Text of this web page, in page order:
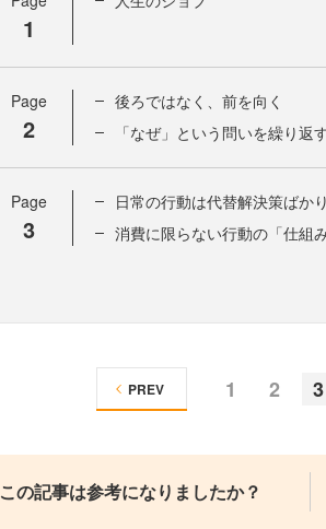
1
Page
2
後ろではなく、前を向く
「なぜ」という問いを繰り返
Page
3
日常の行動は代替解決策ばか
消費に限らない行動の「仕組み
1 2 3
PREV
この記事は参考になりましたか？